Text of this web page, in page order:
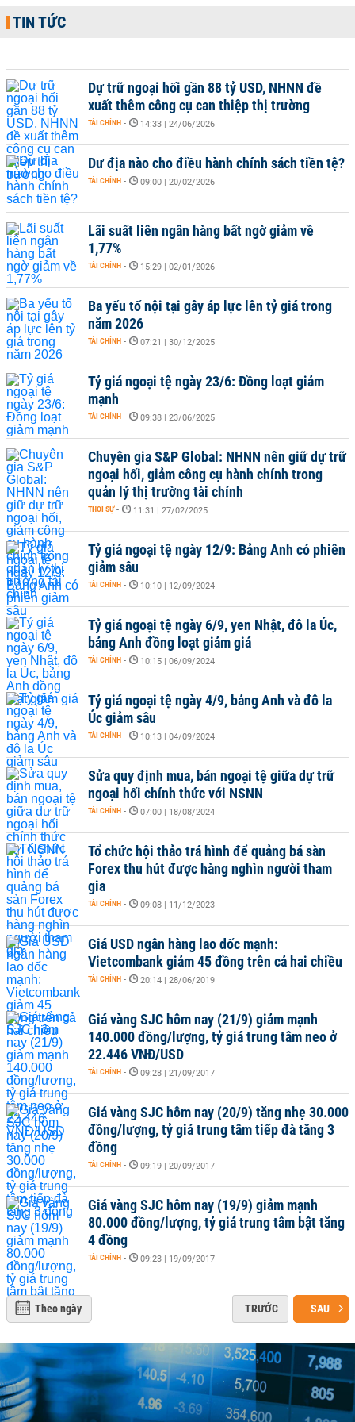
TIN TỨC
Dự trữ ngoại hối gần 88 tỷ USD, NHNN đề
xuất thêm công cụ can thiệp thị trường
TÀI CHÍNH - 14:33 | 24/06/2026
Dư địa nào cho điều hành chính sách tiền tệ?
TÀI CHÍNH - 09:00 | 20/02/2026
Lãi suất liên ngân hàng bất ngờ giảm về
1,77%
TÀI CHÍNH - 15:29 | 02/01/2026
Ba yếu tố nội tại gây áp lực lên tỷ giá trong
năm 2026
TÀI CHÍNH - 07:21 | 30/12/2025
Tỷ giá ngoại tệ ngày 23/6: Đồng loạt giảm
mạnh
TÀI CHÍNH - 09:38 | 23/06/2025
Chuyên gia S&P Global: NHNN nên giữ dự trữ
ngoại hối, giảm công cụ hành chính trong
quản lý thị trường tài chính
THỜI SỰ - 11:31 | 27/02/2025
Tỷ giá ngoại tệ ngày 12/9: Bảng Anh có phiên
giảm sâu
TÀI CHÍNH - 10:10 | 12/09/2024
Tỷ giá ngoại tệ ngày 6/9, yen Nhật, đô la Úc,
bảng Anh đồng loạt giảm giá
TÀI CHÍNH - 10:15 | 06/09/2024
Tỷ giá ngoại tệ ngày 4/9, bảng Anh và đô la
Úc giảm sâu
TÀI CHÍNH - 10:13 | 04/09/2024
Sửa quy định mua, bán ngoại tệ giữa dự trữ
ngoại hối chính thức với NSNN
TÀI CHÍNH - 07:00 | 18/08/2024
Tổ chức hội thảo trá hình để quảng bá sàn
Forex thu hút được hàng nghìn người tham
gia
TÀI CHÍNH - 09:08 | 11/12/2023
Giá USD ngân hàng lao dốc mạnh:
Vietcombank giảm 45 đồng trên cả hai chiều
TÀI CHÍNH - 20:14 | 28/06/2019
Giá vàng SJC hôm nay (21/9) giảm mạnh
140.000 đồng/lượng, tỷ giá trung tâm neo ở
22.446 VNĐ/USD
TÀI CHÍNH - 09:28 | 21/09/2017
Giá vàng SJC hôm nay (20/9) tăng nhẹ 30.000
đồng/lượng, tỷ giá trung tâm tiếp đà tăng 3
đồng
TÀI CHÍNH - 09:19 | 20/09/2017
Giá vàng SJC hôm nay (19/9) giảm mạnh
80.000 đồng/lượng, tỷ giá trung tâm bật tăng
4 đồng
TÀI CHÍNH - 09:23 | 19/09/2017
Theo ngày TRƯỚC SAU